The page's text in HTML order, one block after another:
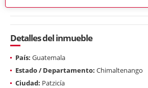
Detalles del inmueble
País: Guatemala
Estado / Departamento: Chimaltenango
Ciudad: Patzicía